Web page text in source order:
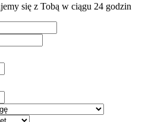
się z Tobą w ciągu 24 godzin